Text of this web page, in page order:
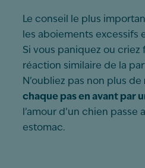
Le conseil le plus
les aboiements excessifs
Si vous paniquez ou criez
réaction similaire de la
N’oubliez pas non plus de
chaque pas en avant par
l’amour d’un chien passe
estomac.